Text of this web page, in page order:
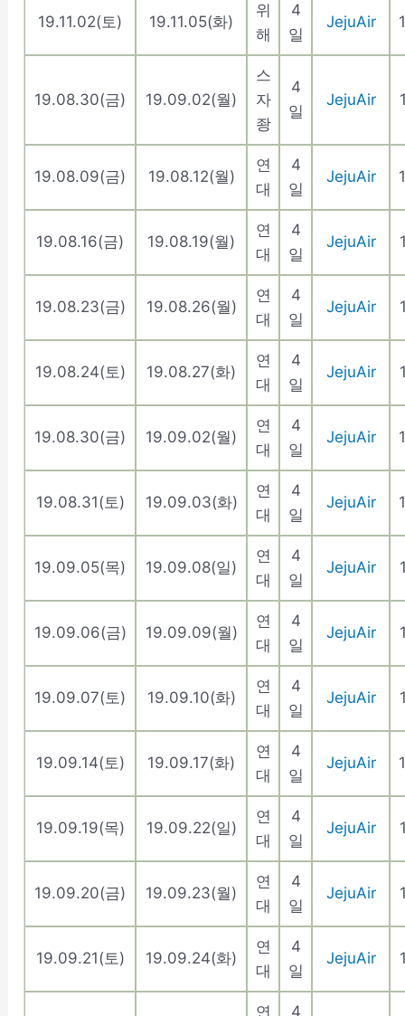
19.11.02(토) 19.11.05(화)
위
해
4
일
JejuAir
19.08.30(금) 19.09.02(월)
스
자
좡
4
일
JejuAir
19.08.09(금) 19.08.12(월)
연
대
4
일
JejuAir
19.08.16(금) 19.08.19(월)
연
대
4
일
JejuAir
19.08.23(금) 19.08.26(월)
연
대
4
일
JejuAir
19.08.24(토) 19.08.27(화)
연
대
4
일
JejuAir
19.08.30(금) 19.09.02(월)
연
대
4
일
JejuAir
19.08.31(토) 19.09.03(화)
연
대
4
일
JejuAir
19.09.05(목) 19.09.08(일)
연
대
4
일
JejuAir
19.09.06(금) 19.09.09(월)
연
대
4
일
JejuAir
19.09.07(토) 19.09.10(화)
연
대
4
일
JejuAir
19.09.14(토) 19.09.17(화)
연
대
4
일
JejuAir
19.09.19(목) 19.09.22(일)
연
대
4
일
JejuAir
19.09.20(금) 19.09.23(월)
연
대
4
일
JejuAir
19.09.21(토) 19.09.24(화)
연
대
4
일
JejuAir
연 4